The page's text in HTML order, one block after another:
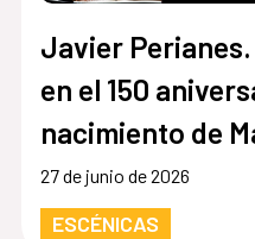
Javier
en el 150
nacimiento de
27 de junio de 2026
ESCÉNICAS